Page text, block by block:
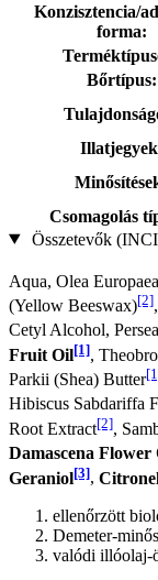
Konzisztencia/
forma:
Bőrtípus:
Csomagolás
Összetevők
Aqua, Olea
(Yellow Beeswax)[2]
Cetyl Alcohol,
Fruit Oil[1],
Parkii (Shea) Butter
Hibiscus Sabdariffa
Root Extract[2],
Damascena Flower
Geraniol[3],
ellenőrzött
Demeter-
valódi illóolaj-